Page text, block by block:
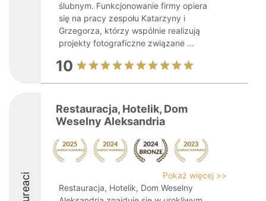
ślubnym. Funkcjonowanie firmy opiera
się na pracy zespołu Katarzyny i
Grzegorza, którzy wspólnie realizują
projekty fotograficzne związane ...
10
Restauracja, Hotelik, Dom
Weselny Aleksandria
Pokaż więcej >>
Restauracja, Hotelik, Dom Weselny